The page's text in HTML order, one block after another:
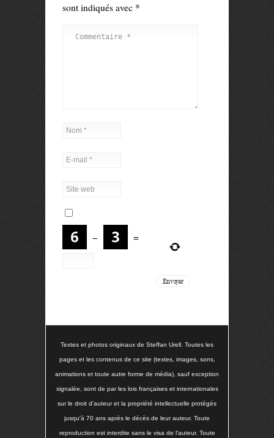
sont indiqués avec *
− =
Textes et photos originaux de Steffan Urell. Toutes les
pages et les contenus de ce site (textes, images, sons,
animations et toute autre forme de média), sauf exception
signalée, sont de par les lois françaises et internationales
sur le droit d'auteur et la propriété intellectuelle protégés
jusqu'à 70 ans après le décès de leur auteur. Toute
reproduction est interdite sans le visa de l'auteur. Toute